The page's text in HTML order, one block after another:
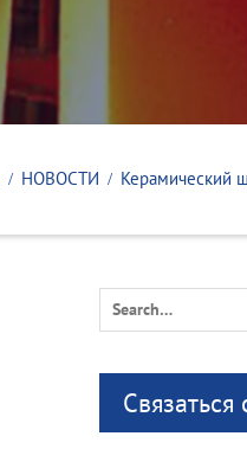
НОВОСТИ Керамический
Search
for: